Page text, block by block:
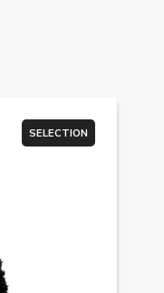
SELECTION